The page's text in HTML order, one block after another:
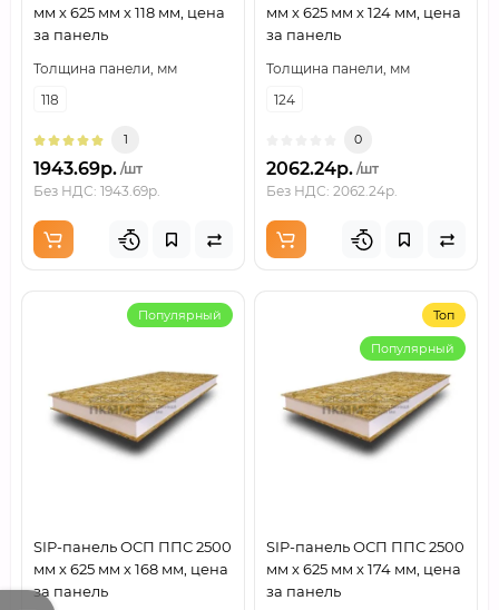
мм х 625 мм х 118 мм, цена
за панель
Толщина панели, мм
118
1
1943.69р. /шт
Без НДС: 1943.69р.
мм х 625 мм х 124 мм, цена
за панель
Толщина панели, мм
124
0
2062.24р. /шт
Без НДС: 2062.24р.
Популярный
SIP-панель ОСП ППС 2500
мм х 625 мм х 168 мм, цена
за панель
Топ
Популярный
SIP-панель ОСП ППС 2500
мм х 625 мм х 174 мм, цена
за панель